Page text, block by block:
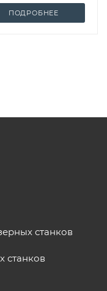
ПОДРОБНЕЕ
станков
станков